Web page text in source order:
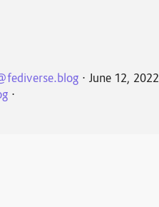
⋅ June 12, 2022
⋅